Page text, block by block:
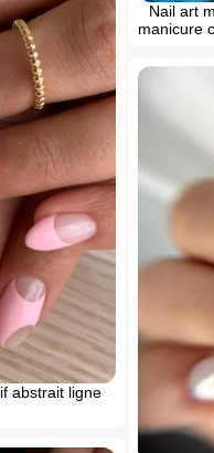
Nail art
manicure
abstrait ligne